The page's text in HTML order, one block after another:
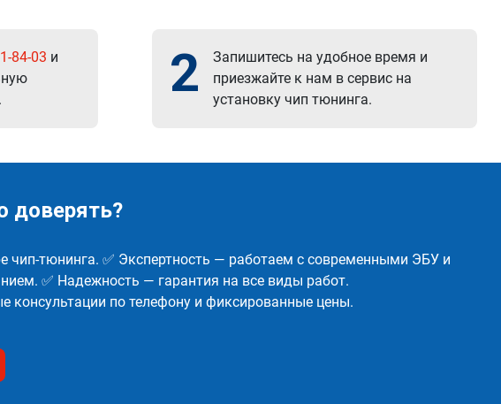
84-03 и
2
Запишитесь на удобное время и
приезжайте к нам в сервис на
установку чип тюнинга.
доверять?
чип-тюнинга. ✅ Экспертность — работаем с современными ЭБУ и
✅ Надежность — гарантия на все виды работ.
консультации по телефону и фиксированные цены.